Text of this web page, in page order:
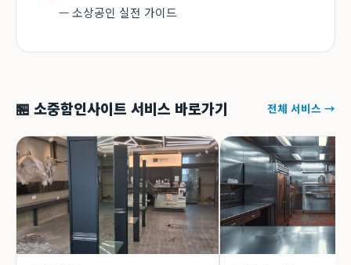
— 소상공인 실전 가이드
🏪 소중함인사이트 서비스 바로가기 전체 서비스 →